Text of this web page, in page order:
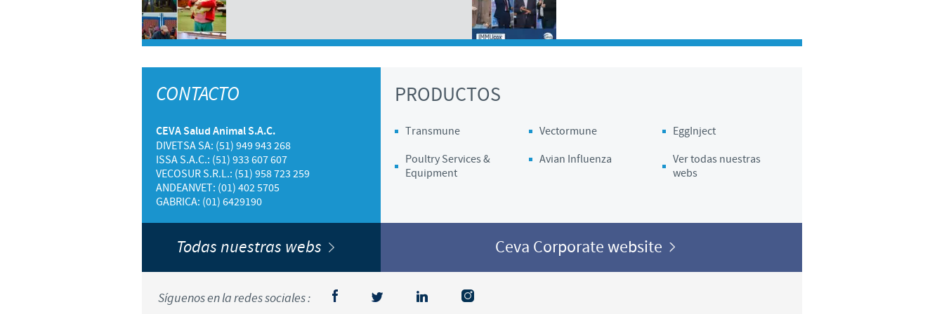
Regulatory constraints and medical practices vary from country to country. Consequently, the
information provided on the site in which you enter may not be suitable for use in your
CONTACTO
CEVA Salud Animal S.A.C.
DIVETSA SA: (51) 949 943 268
ISSA S.A.C.: (51) 933 607 607
VECOSUR S.R.L.: (51) 958 723 259
ANDEANVET: (01) 402 5705
GABRICA: (01) 6429190
PRODUCTOS
Transmune Vectormune
EggInject
Poultry Services &
Equipment
Avian Influenza
Ver todas nuestras
webs
Todas nuestras webs Ceva Corporate website
Síguenos en la redes sociales :